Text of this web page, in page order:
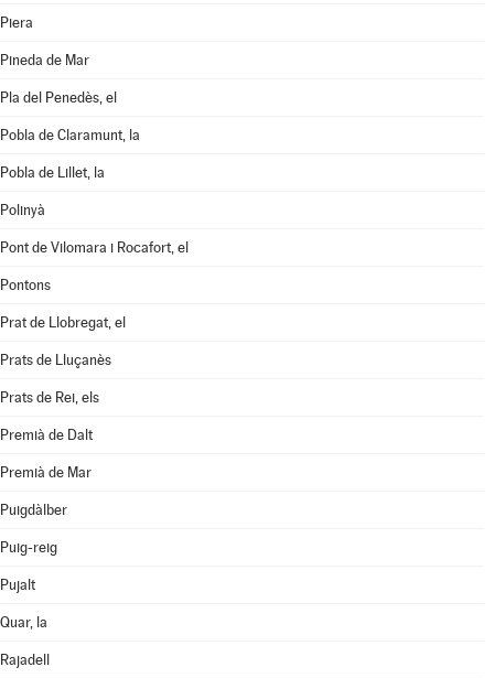
Piera
Pineda de Mar
Pla del Penedès, el
Pobla de Claramunt, la
Pobla de Lillet, la
Polinyà
Pont de Vilomara i Rocafort, el
Pontons
Prat de Llobregat, el
Prats de Lluçanès
Prats de Rei, els
Premià de Dalt
Premià de Mar
Puigdàlber
Puig-reig
Pujalt
Quar, la
Rajadell